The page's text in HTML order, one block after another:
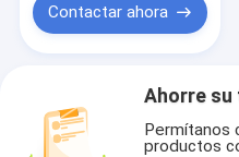
Contactar ahora
Ahorre su
Permítanos
productos